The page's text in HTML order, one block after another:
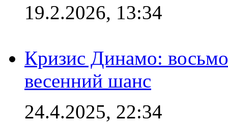
19.2.2026, 13:34
Кризис Динамо:
весенний шанс
24.4.2025, 22:34